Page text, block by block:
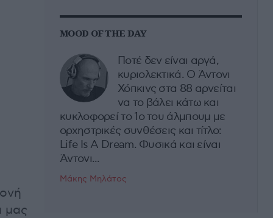
μας
MOOD OF THE DAY
Ποτέ δεν είναι αργά,
κυριολεκτικά. Ο Άντονι
Χόπκινς στα 88 αρνείται
να το βάλει κάτω και
κυκλοφορεί το 1ο του άλμπουμ με
ορχηστρικές συνθέσεις και τίτλο:
Life Is A Dream. Φυσικά και είναι
Άντονι...
Μάκης Μηλάτος